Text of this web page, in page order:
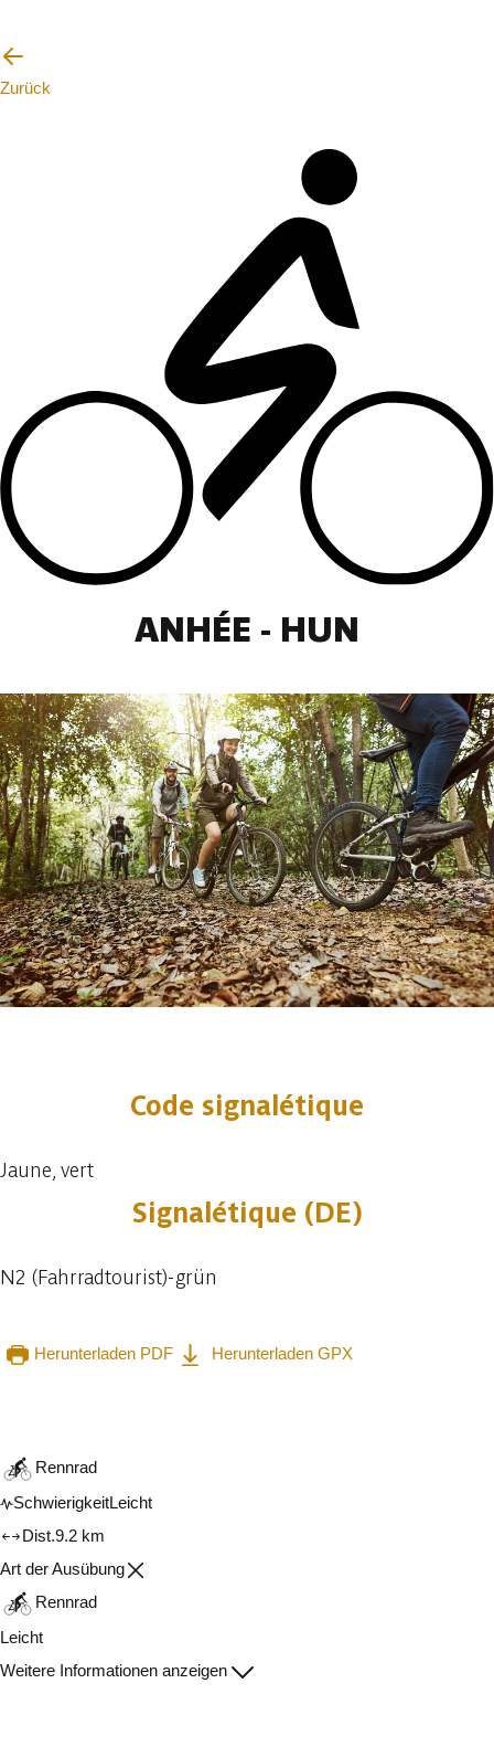
Zurück
ANHÉE - HUN
Code signalétique
Jaune, vert
Signalétique (DE)
N2 (Fahrradtourist)-grün
Herunterladen PDF
Herunterladen GPX
Rennrad
SchwierigkeitLeicht
Dist.9.2 km
Art der Ausübung
Rennrad
Leicht
Weitere Informationen anzeigen